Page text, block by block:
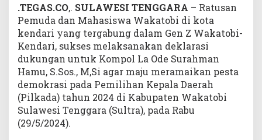
O
d
e
S
u
r
a
h
m
a
.TEGAS.CO,. SULAWESI TENGGARA – Ratusan
Pemuda dan Mahasiswa Wakatobi di kota
kendari yang tergabung dalam Gen Z Wakatobi-
Kendari, sukses melaksanakan deklarasi
dukungan untuk Kompol La Ode Surahman
Hamu, S.Sos., M,Si agar maju meramaikan pesta
demokrasi pada Pemilihan Kepala Daerah
(Pilkada) tahun 2024 di Kabupaten Wakatobi
Sulawesi Tenggara (Sultra), pada Rabu
(29/5/2024).